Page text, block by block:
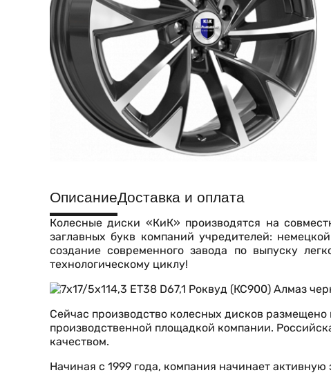
ОписаниеДоставка и оплата
Колесные диски «КиК» производятся на
заглавных букв компаний учредителей:
создание современного завода по выпуску
технологическому циклу!
Сейчас производство колесных дисков
производственной площадкой компании.
качеством.
Начиная с 1999 года, компания начинает